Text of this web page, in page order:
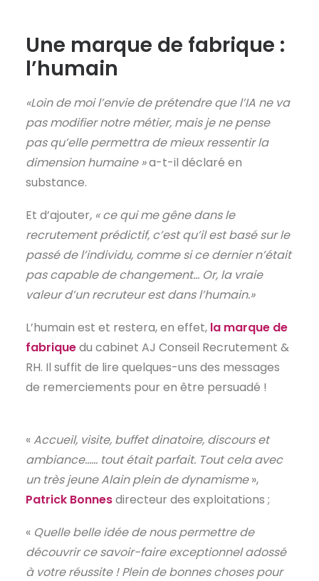
Une marque de fabrique :
l’humain
«Loin de moi l’envie de prétendre que l’IA ne va
pas modifier notre métier, mais je ne pense
pas qu’elle permettra de mieux ressentir la
dimension humaine »a-t-il déclaré en
substance.
Et d’ajouter, « ce qui me gêne dans le
recrutement prédictif, c’est qu’il est basé sur le
passé de l’individu, comme si ce dernier n’était
pas capable de changement… Or, la vraie
valeur d’un recruteur est dans l’humain.»
L’humain est et restera, en effet, la marque de
fabriquedu cabinet AJ Conseil Recrutement &
RH. Il suffit de lire quelques-uns des messages
de remerciements pour en être persuadé !
« Accueil, visite, buffet dinatoire, discours et
ambiance…… tout était parfait. Tout cela avec
un très jeune Alain plein de dynamisme»,
Patrick Bonnesdirecteur des exploitations ;
« Quelle belle idée de nous permettre de
découvrir ce savoir-faire exceptionnel adossé
à votre réussite ! Plein de bonnes choses pour